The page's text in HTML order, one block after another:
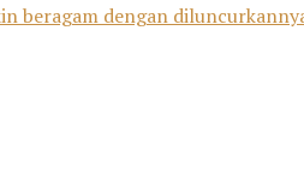
beragam dengan